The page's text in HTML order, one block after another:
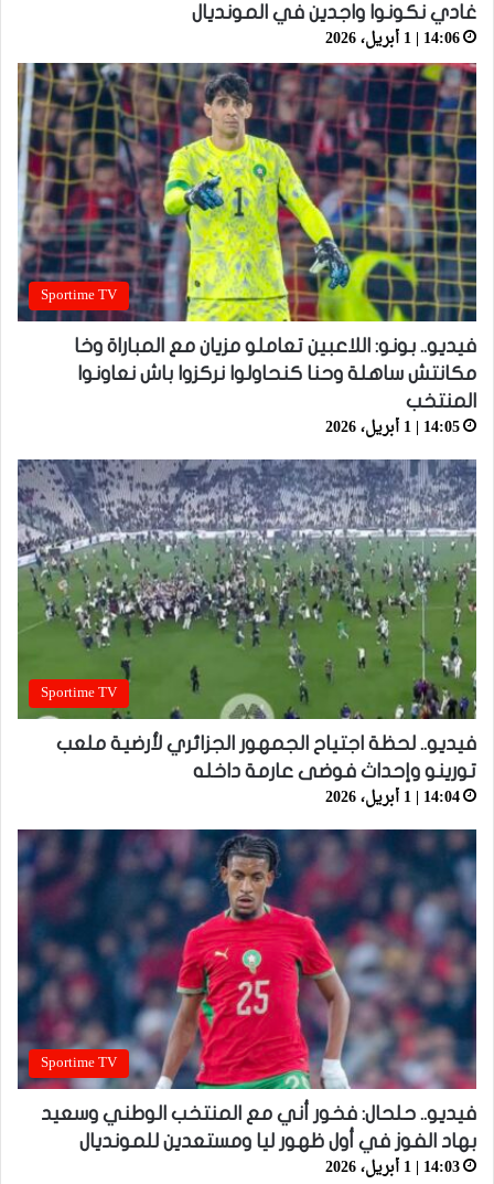
غادي نكونوا واجدين في المونديال
14:06 | 1 أبريل، 2026
Sportime TV
فيديو.. بونو: اللاعبين تعاملو مزيان مع المباراة وخا
مكانتش ساهلة وحنا كنحاولوا نركزوا باش نعاونوا
المنتخب
14:05 | 1 أبريل، 2026
Sportime TV
فيديو.. لحظة اجتياح الجمهور الجزائري لأرضية ملعب
تورينو وإحداث فوضى عارمة داخله
14:04 | 1 أبريل، 2026
Sportime TV
فيديو.. حلحال: فخور أني مع المنتخب الوطني وسعيد
بهاد الفوز في أول ظهور ليا ومستعدين للمونديال
14:03 | 1 أبريل، 2026